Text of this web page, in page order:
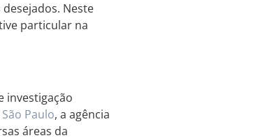
Neste
particular na
investigação
São Paulo, a agência
áreas da